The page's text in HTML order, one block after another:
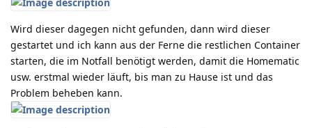
Wird dieser dagegen nicht gefunden, dann wird dieser
gestartet und ich kann aus der Ferne die restlichen Container
starten, die im Notfall benötigt werden, damit die Homematic
usw. erstmal wieder läuft, bis man zu Hause ist und das
Problem beheben kann.